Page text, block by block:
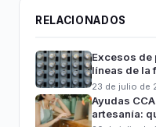
RELACIONADOS
Excesos de
líneas de la
23 de julio de
Ayudas
artesanía: